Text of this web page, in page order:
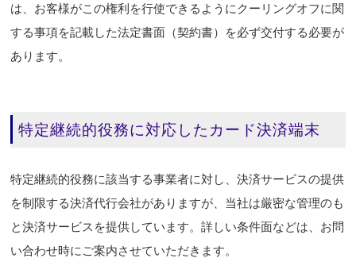
は、お客様がこの権利を行使できるようにクーリングオフに関
する事項を記載した法定書面（契約書）を必ず交付する必要が
あります。
特定継続的役務に対応したカード決済端末
特定継続的役務に該当する事業者に対し、決済サービスの提供
を制限する決済代行会社がありますが、当社は厳密な管理のも
と決済サービスを提供しています。詳しい条件面などは、お問
い合わせ時にご案内させていただきます。